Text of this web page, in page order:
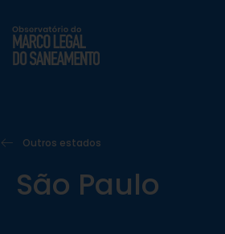
Outros estados
São Paulo